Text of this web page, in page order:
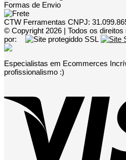
Formas de Envio
CTW Ferramentas CNPJ:
© Copyright 2026 | Todos os direitos
por:
Especialistas em Ecommerces
profissionalismo :)